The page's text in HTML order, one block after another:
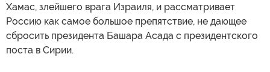
Хамас, злейшего врага Израиля, и рассматривает
Россию как самое большое препятствие, не дающее
сбросить президента Башара Асада с президентского
поста в Сирии.